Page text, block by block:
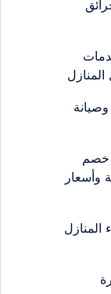
الحرائق
الرياض بـ 45% خصم
وأسعار
المنازل